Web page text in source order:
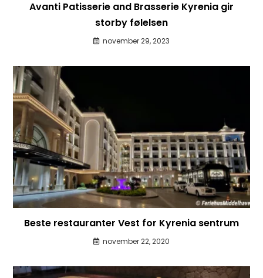
Avanti Patisserie and Brasserie Kyrenia gir
storby følelsen
november 29, 2023
Beste restauranter Vest for Kyrenia sentrum
november 22, 2020